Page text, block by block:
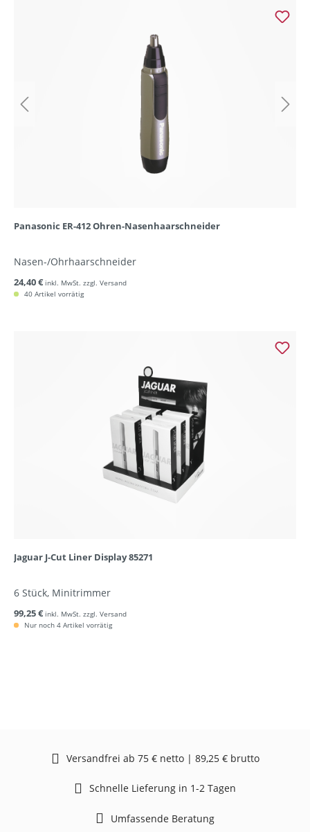
Panasonic ER-412 Ohren-Nasenhaarschneider
Nasen-/Ohrhaarschneider
24,40 € inkl. MwSt. zzgl. Versand
40 Artikel vorrätig
Jaguar J-Cut Liner Display 85271
6 Stück, Minitrimmer
99,25 € inkl. MwSt. zzgl. Versand
Nur noch 4 Artikel vorrätig
Versandfrei ab 75 € netto | 89,25 € brutto
Schnelle Lieferung in 1-2 Tagen
Umfassende Beratung